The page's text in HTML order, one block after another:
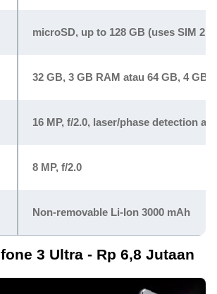
microSD, up to 128 GB (uses SIM 2
32 GB, 3 GB RAM atau 64 GB, 4 GB
16 MP, f/2.0, laser/phase detection
8 MP, f/2.0
Non-removable Li-Ion 3000 mAh
3 Ultra - Rp 6,8 Jutaan